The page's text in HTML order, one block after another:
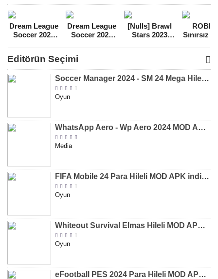
Dream League
Soccer 2021
[v8.31]
Dream League
Soccer 2022
[Nulls] Brawl
Stars 2023
Sınırsız
Editörün Seçimi
Soccer Manager 2024 - SM 24 Mega Hileli MOD APK indir [v3.0.0]
Oyun
WhatsApp Aero - Wp Aero 2024 MOD APK indir [v10.0.2]
Media
FIFA Mobile 24 Para Hileli MOD APK indir [v20.1.02]
Oyun
Whiteout Survival Elmas Hileli MOD APK indir [v1.13.1]
Oyun
eFootball PES 2024 Para Hileli MOD APK indir [v8.2.0]